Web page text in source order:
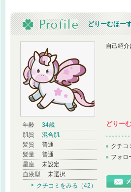
どりーむほー
年齢
34歳
肌質
混合肌
髪質
普通
髪量
普通
星座
未設定
血液型
未選択
クチコミをみる（42）
自己紹介
どりー
クチコ
フォロ